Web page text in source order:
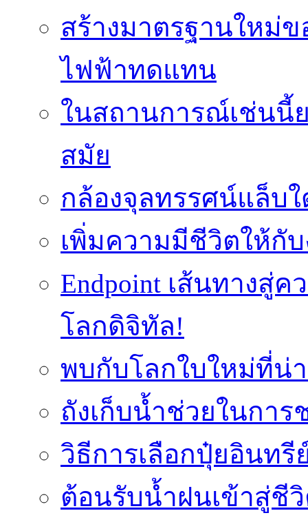
สร้างมาตรฐานใหม่ข
ไฟฟ้าทดแทน
ในสถานการณ์เช่นนี้
สมัย
กล้องจุลทรรศน์แล็บ
เพิ่มความมีชีวิตให้กับ
Endpoint เส้นทางสู่
โลกดิจิทัล!
พบกับโลกใบใหม่ที่น่
ถังเก็บน้ำช่วยในกา
วิธีการเลือกปุ๋ยอินทรี
ต้อนรับน้ำฝนเข้าสู่ชี